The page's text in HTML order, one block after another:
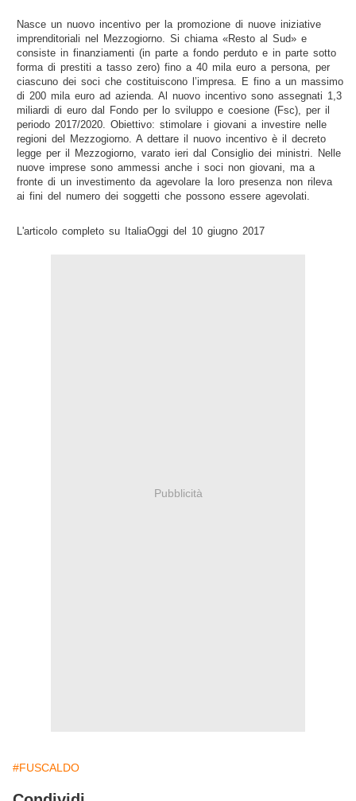
Nasce un nuovo incentivo per la promozione di nuove iniziative
imprenditoriali nel Mezzogiorno. Si chiama «Resto al Sud» e
consiste in finanziamenti (in parte a fondo perduto e in parte sotto
forma di prestiti a tasso zero) fino a 40 mila euro a persona, per
ciascuno dei soci che costituiscono l’impresa. E fino a un massimo
di 200 mila euro ad azienda. Al nuovo incentivo sono assegnati 1,3
miliardi di euro dal Fondo per lo sviluppo e coesione (Fsc), per il
periodo 2017/2020. Obiettivo: stimolare i giovani a investire nelle
regioni del Mezzogiorno. A dettare il nuovo incentivo è il decreto
legge per il Mezzogiorno, varato ieri dal Consiglio dei ministri. Nelle
nuove imprese sono ammessi anche i soci non giovani, ma a
fronte di un investimento da agevolare la loro presenza non rileva
ai fini del numero dei soggetti che possono essere agevolati.
L'articolo completo su ItaliaOggi del 10 giugno 2017
Pubblicità
#FUSCALDO